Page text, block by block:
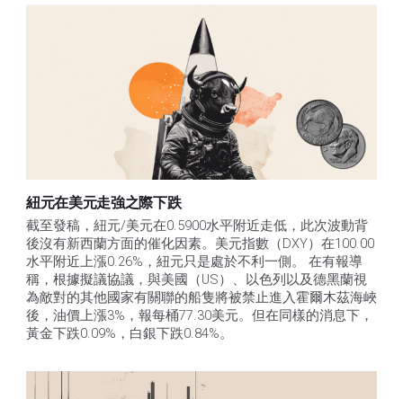
紐元在美元走強之際下跌
截至發稿，紐元/美元在0.5900水平附近走低，此次波動背
後沒有新西蘭方面的催化因素。美元指數（DXY）在100.00
水平附近上漲0.26%，紐元只是處於不利一側。 在有報導
稱，根據擬議協議，與美國（US）、以色列以及德黑蘭視
為敵對的其他國家有關聯的船隻將被禁止進入霍爾木茲海峽
後，油價上漲3%，報每桶77.30美元。但在同樣的消息下，
黃金下跌0.09%，白銀下跌0.84%。